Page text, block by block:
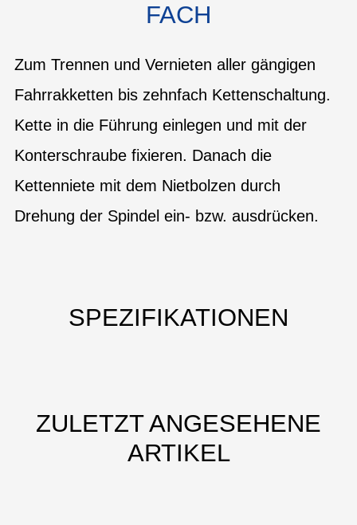
FACH
Zum Trennen und Vernieten aller gängigen
Fahrrakketten bis zehnfach Kettenschaltung.
Kette in die Führung einlegen und mit der
Konterschraube fixieren. Danach die
Kettenniete mit dem Nietbolzen durch
Drehung der Spindel ein- bzw. ausdrücken.
SPEZIFIKATIONEN
ZULETZT ANGESEHENE
ARTIKEL